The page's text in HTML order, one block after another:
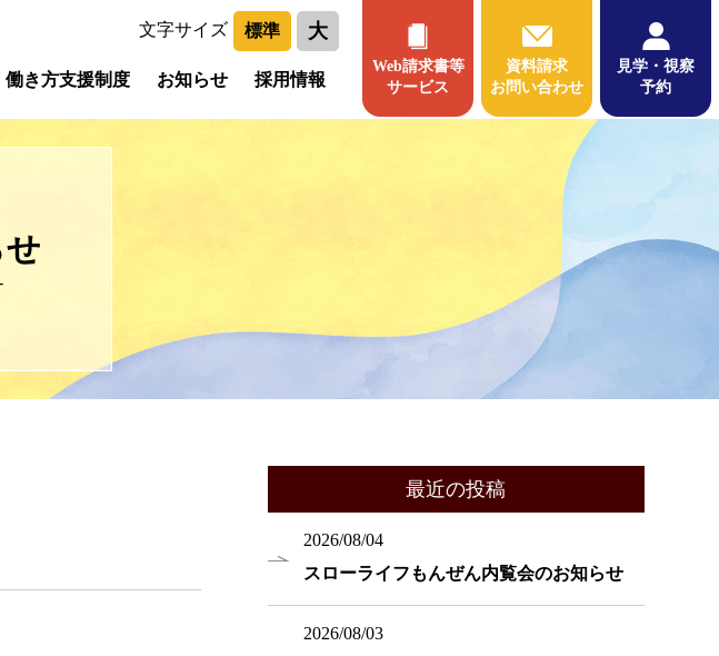
文字サイズ 標準 大
働き方支援制度 お知らせ 採用情報
Web請求書等
サービス
資料請求
お問い合わせ
見学・視察
予約
最近の投稿
2026/08/04
スローライフもんぜん内覧会のお知らせ
2026/08/03